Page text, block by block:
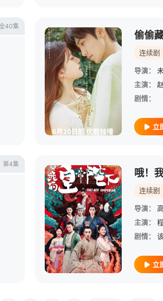
40集
/ 代露娃 / 朱俊麟 罗一舟 / 颜安
偷偷
连续剧
导演：
主演：
剧情：
立
第4集
孙之鸿 / 郭军 / 于永海 / 傅铂涵
哦！
连续剧
导演：
主演：
剧情：
立